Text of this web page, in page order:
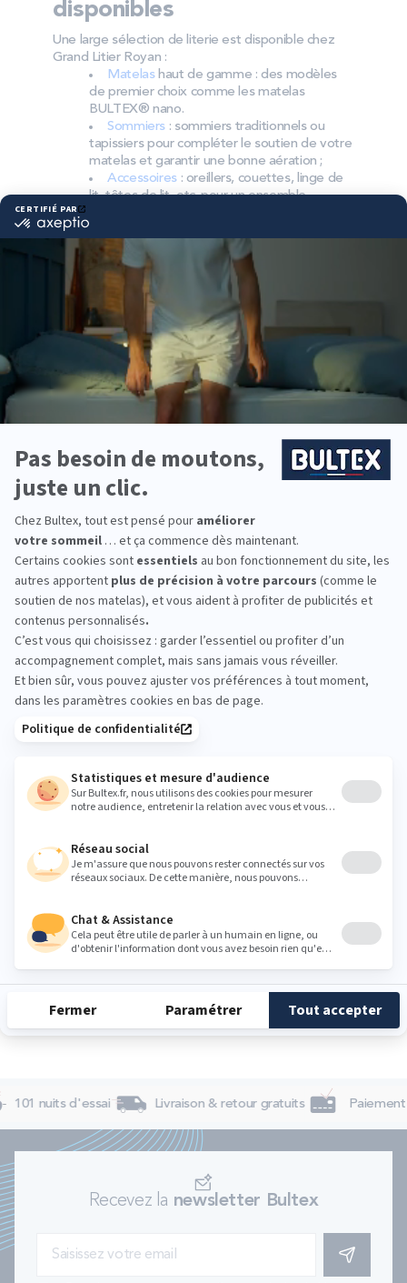
disponibles
Une large sélection de literie est disponible chez
Grand Litier Royan :
Matelashaut de gamme : des modèles
de premier choix comme les matelas
BULTEX® nano.
Sommiers : sommiers traditionnels ou
tapissiers pour compléter le soutien de votre
matelas et garantir une bonne aération ;
Accessoires: oreillers, couettes, linge de
lit, têtes de lit, etc. pour un ensemble
Pourquoi choisir Bultex
comme literie ?
Bultex est la marque de literie préférée des
Français*, reconnue pour son savoir-faire et la
qualité de sommeil qu’elle procure.
Les matelas Bultex proposent différents niveaux
de fermeté et de confort. Associés à un sommier à
lattes ou tapissier, ils offrent un soutien adapté à
votre morphologie.
Confectionnez vos ensembles literie pour toute la
famille et profitez de nuits vraiment récupératrices
*Marque la plus détenue : 18 599 personnes
interrogées de février 2019 à mars 2025. Institut
Grand Litier Royan :
essayez avant d’acheter
À Royan, Grand Litier Royan vous ouvre ses portes
pour essayer avant d’acheter. Chaque matelas est
accessible : allongez-vous, testez, et repartez avec
la certitude d’avoir choisi le bon.
royan@grandlitier.com
Lundi 14:30 - 19:00
Mardi 09:30 - 12:00 14:30 - 19:00
Jeudi 09:30 - 12:00 14:30 - 19:00
Samedi
Dimanche Fermé
101 nuits d'essai Livraison & retour gratuits
Recevez la newsletter Bultex
S'INSCRIRE